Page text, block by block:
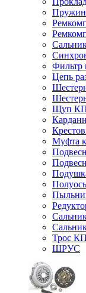
Цепь
Щуп
Муфта
Трос
ШРУС